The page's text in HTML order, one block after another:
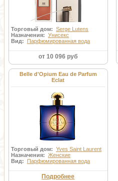
Торговый дом: Serge Lutens
Назначения: Унисекс
Вид:
Парфюмированная вода
от 10 096 руб
Belle d'Opium Eau de Parfum
Eclat
Торговый дом: Yves Saint Laurent
Назначения: Женские
Вид:
Парфюмированная вода
Подробнее